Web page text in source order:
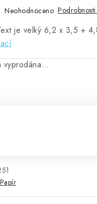
Neohodnoceno
je velký 6,2 x 3,5 +
vyprodána…